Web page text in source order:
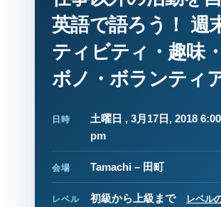
英語で語ろう！ 週
ティビティ・趣味
ボノ・ボランティ
日時
土曜日 , 3月17日, 2018
pm
会場 Tamachi – 田町
レベル 初級から上級まで レベル